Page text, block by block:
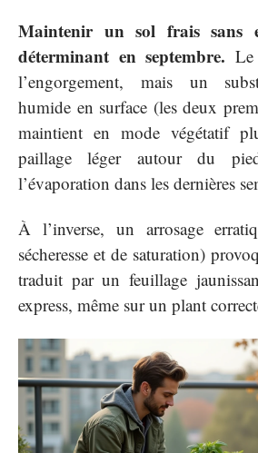
Maintenir un sol frais sans
déterminant en septembre.
l’engorgement, mais un
humide en surface (les deux
maintient en mode végétatif
paillage léger autour du
l’évaporation dans les dernières
À l’inverse, un arrosage
sécheresse et de saturation)
traduit par un feuillage
express, même sur un plant